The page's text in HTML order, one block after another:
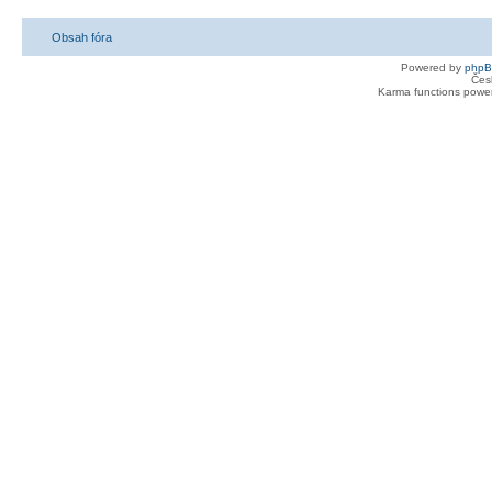
Obsah fóra
Powered by
Karma functions